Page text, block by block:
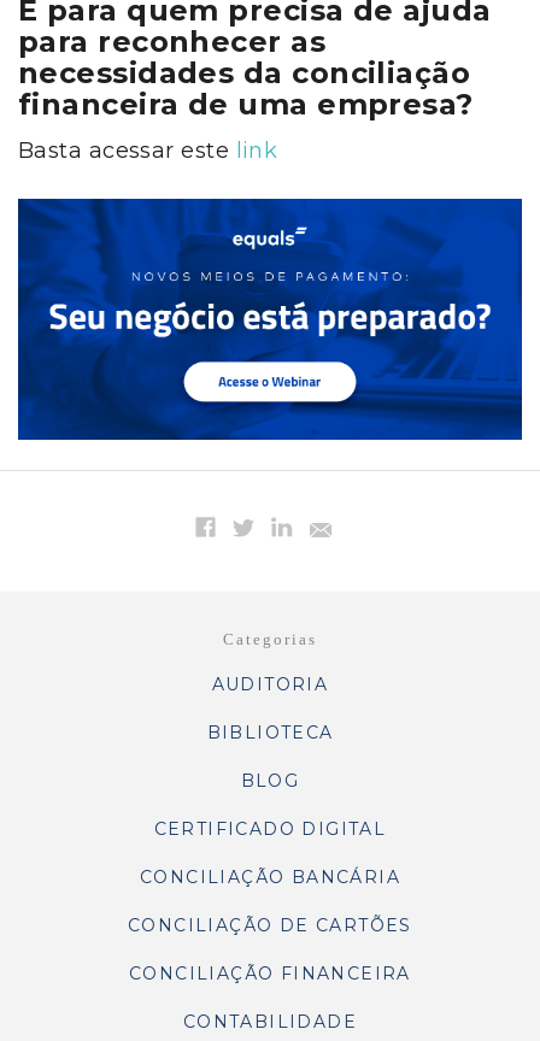
E para quem precisa de ajuda
para reconhecer as
necessidades da conciliação
financeira de uma empresa?
Basta acessar este link
Categorias
AUDITORIA
BIBLIOTECA
BLOG
CERTIFICADO DIGITAL
CONCILIAÇÃO BANCÁRIA
CONCILIAÇÃO DE CARTÕES
CONCILIAÇÃO FINANCEIRA
CONTABILIDADE